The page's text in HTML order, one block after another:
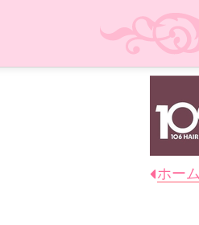
ホー